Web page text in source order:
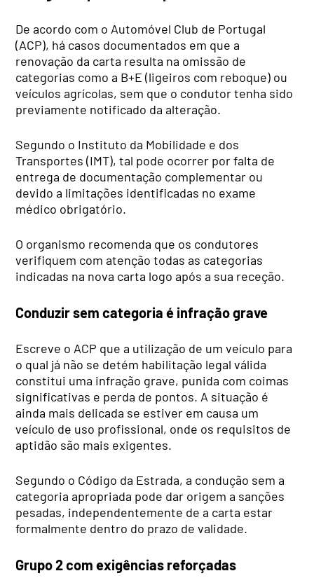
De acordo com o Automóvel Club de Portugal
(ACP), há casos documentados em que a
renovação da carta resulta na omissão de
categorias como a B+E (ligeiros com reboque) ou
veículos agrícolas, sem que o condutor tenha sido
previamente notificado da alteração.
Segundo o Instituto da Mobilidade e dos
Transportes (IMT), tal pode ocorrer por falta de
entrega de documentação complementar ou
devido a limitações identificadas no exame
médico obrigatório.
O organismo recomenda que os condutores
verifiquem com atenção todas as categorias
indicadas na nova carta logo após a sua receção.
Conduzir sem categoria é infração grave
Escreve o ACP que a utilização de um veículo para
o qual já não se detém habilitação legal válida
constitui uma infração grave, punida com coimas
significativas e perda de pontos. A situação é
ainda mais delicada se estiver em causa um
veículo de uso profissional, onde os requisitos de
aptidão são mais exigentes.
Segundo o Código da Estrada, a condução sem a
categoria apropriada pode dar origem a sanções
pesadas, independentemente de a carta estar
formalmente dentro do prazo de validade.
Grupo 2 com exigências reforçadas